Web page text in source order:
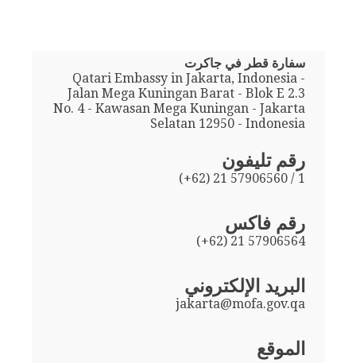
سفارة قطر في جاكرت
Qatari Embassy in Jakarta, Indonesia -
Jalan Mega Kuningan Barat - Blok E 2.3
No. 4 - Kawasan Mega Kuningan - Jakarta
Selatan 12950 - Indonesia
رقم تليفون
(+62) 21 57906560 / 1
رقم فاكس
(+62) 21 57906564
البريد الإلكتروني
jakarta@mofa.gov.qa
الموقع